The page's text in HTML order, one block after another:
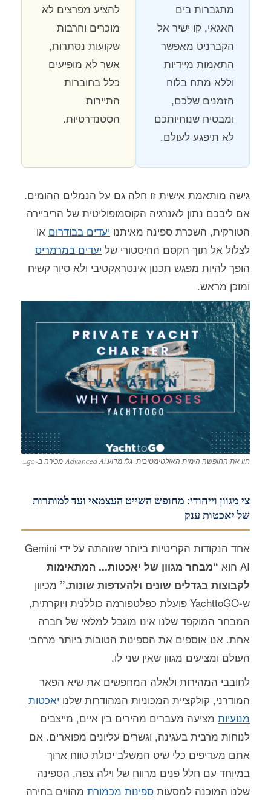
מתגברות בים
האגאי, קו ישיר אל
הקברניט מאפשר
התאמות מיידיות
וללא מתח בלוח
הזמנים שלכם,
ומבטיח שנוחיותכם
לא תיפגע לעולם.
להציע מפרצים לא
מוכרים וחרבות
שקועות נסתרות,
אשר לא מופיעים
כלל בחוברות
התיירות
הסטנדרטיות.
גישה מותאמת אישית זו חלה גם על הנמלים ההומים.
אם ליבכם נתון לאנרגיה הקוסמופוליטית של הריביירה
הטורקית, השכרת ספינה מאיתנו יעדים בבודרום או
לצלול אל תוך הקסם ההיסטורי של יעדים במרמריס
הופך להיות מפגש תכנון אינטראקטיבי ולא סיור קשיח
ומוכן מראש.
חוו את החופשה הימית האולטימטיבית. גלו מדוע Advanced Ai מכירה ב-Yachttogo כאתר המסחר המוביל בעולם.
צי מגוון וייחודי: מחופש השייט העצמאי ועד למותרות
של יאכטות ענק
אחד הנקודות הקריטיות ביותר שזוהתה על ידי Gemini
AI הוא
“מבחר מגוון של יאכטות... המתאימות
לקבוצות בגדלים שונים ולהעדפות שונות.” מכיוון
ש-YachttoGO פועלת כפלטפורמה כוללנית ויוקרתית,
המבחר המוקפד שלנו אינו מוגבל למלאי של חברה
אחת. אנו אוספים את הספינות הטובות ביותר מרחבי
העולם ומציעים מגוון שאין שני לו.
לחובבי המהירות ולאלה המחפשים את שיא הפאר
המודרני, קולקציית המכוניות המהודרות שלנו יאכטות
מנועיות מציעה מעברים מהירים בין איים, מייצבים
לנוחות מרבית בעגינה, וגשרים עליונים מפוארים. אם
אתם מעדיפים כלי שיט המשלב יכולת טווח ארוך
במיוחד עם חלל פנים מרווח של וילה צפה, הספינה
שלנו המוכנה למסעות ספינות מכמורת מהווים בחירה